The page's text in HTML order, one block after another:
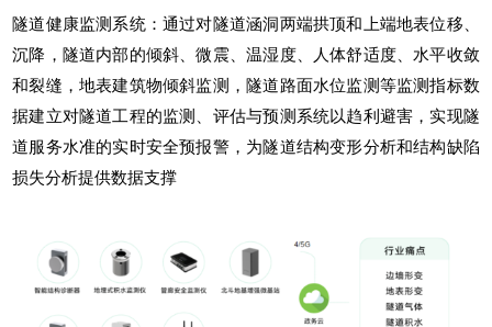
隧道健康监测系统：通过对隧道涵洞两端拱顶和上端地表位移、
沉降，隧道内部的倾斜、微震、温湿度、人体舒适度、水平收敛
和裂缝，地表建筑物倾斜监测，隧道路面水位监测等监测指标数
据建立对隧道工程的监测、评估与预测系统以趋利避害，实现隧
道服务水准的实时安全预报警，为隧道结构变形分析和结构缺陷
损失分析提供数据支撑